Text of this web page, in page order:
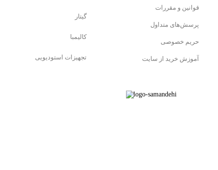
قوانین و مقررات
پرسش‌های متداول
حریم خصوصی
آموزش خرید از سایت
گیتار
کالیمبا
تجهیزات استودیویی